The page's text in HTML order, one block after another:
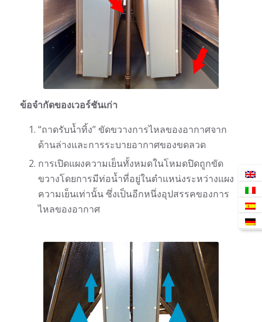
ข้อจำกัดของเวอร์ชันเก่า
“ถาดรับน้ำทิ้ง” ขัดขวางการไหลของอากาศจาก
ด้านล่างและการระบายอากาศของขดลวด
การเปิดแผงความเย็นทั้งหมดในโหมดปิดถูกขัด
ขวางโดยการมีท่อน้ำที่อยู่ในตำแหน่งระหว่างแผง
ความเย็นเท่านั้น ซึ่งเป็นอีกหนึ่งอุปสรรคของการ
ไหลของอากาศ